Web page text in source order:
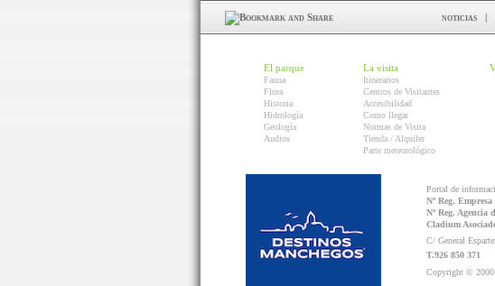
noticias |
El parque
Fauna
Flora
Historia
Hidrología
Geología
Audios
La visita
Itinerarios
Centros de Visitantes
Accesibilidad
Como llegar
Normas de Visita
Tienda / Alquiler
Parte meteorológico
Portal de
Nº Reg.
Nº Reg. Agencia
Cladium
C/ General
T.926 850 371
Copyright © 2000